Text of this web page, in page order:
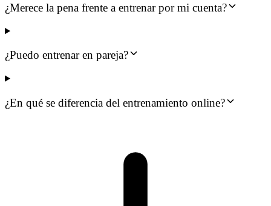
¿Merece la pena frente a entrenar por mi cuenta?
¿Puedo entrenar en pareja?
¿En qué se diferencia del entrenamiento online?